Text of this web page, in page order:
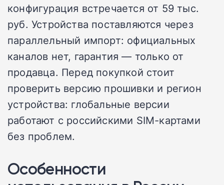
конфигурация встречается от 59 тыс.
руб. Устройства поставляются через
параллельный импорт: официальных
каналов нет, гарантия — только от
продавца. Перед покупкой стоит
проверить версию прошивки и регион
устройства: глобальные версии
работают с российскими SIM-картами
без проблем.
Особенности